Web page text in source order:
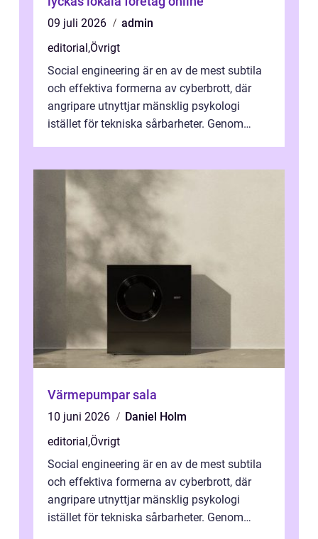
09 juli 2026
admin
editorial,Övrigt
Social engineering är en av de mest subtila
och effektiva formerna av cyberbrott, där
angripare utnyttjar mänsklig psykologi
istället för tekniska sårbarheter. Genom
Värmepumpar sala
10 juni 2026
Daniel Holm
editorial,Övrigt
Social engineering är en av de mest subtila
och effektiva formerna av cyberbrott, där
angripare utnyttjar mänsklig psykologi
istället för tekniska sårbarheter. Genom